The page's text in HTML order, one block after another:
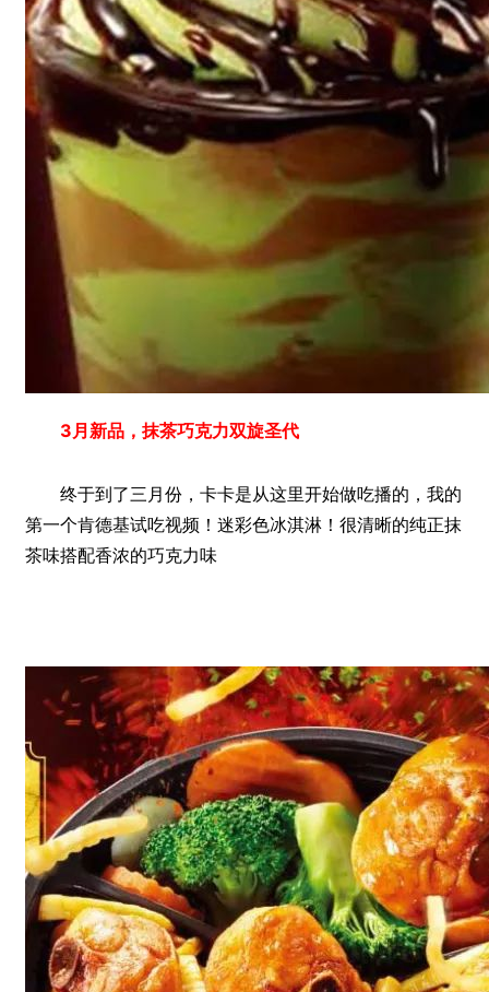
3月新品，抹茶巧克力双旋圣代
终于到了三月份，卡卡是从这里开始做吃播的，我的
第一个肯德基试吃视频！迷彩色冰淇淋！很清晰的纯正抹
茶味搭配香浓的巧克力味